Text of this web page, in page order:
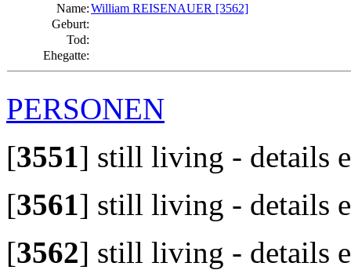
Name:William REISENAUER [3562]
Geburt:
Tod:
Ehegatte:
PERSONEN
[3551] still living - details
[3561] still living - details
[3562] still living - details